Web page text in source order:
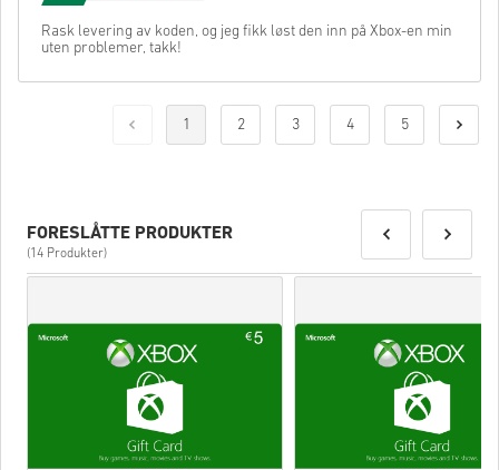
Rask levering av koden, og jeg fikk løst den inn på Xbox-en min
uten problemer, takk!
1 2 3 4 5
FORESLÅTTE PRODUKTER
(14 Produkter)